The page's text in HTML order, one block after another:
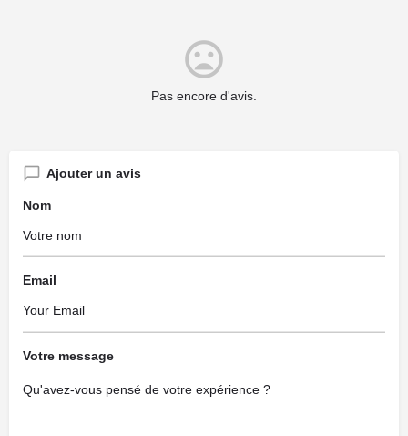
Pas encore d'avis.
Ajouter un avis
Nom
Email
Votre message